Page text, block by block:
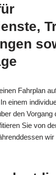
Fahrplan
einem
den Vorgang
Sie von